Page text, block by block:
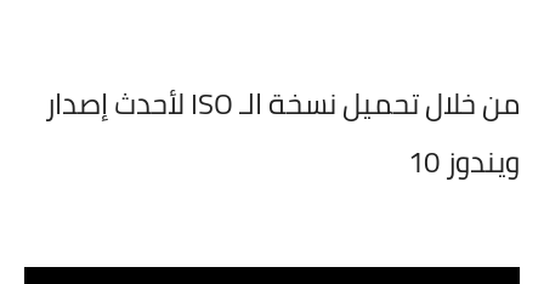
من خلال تحميل نسخة الـ ISO لأحدث إصدار
ويندوز 10